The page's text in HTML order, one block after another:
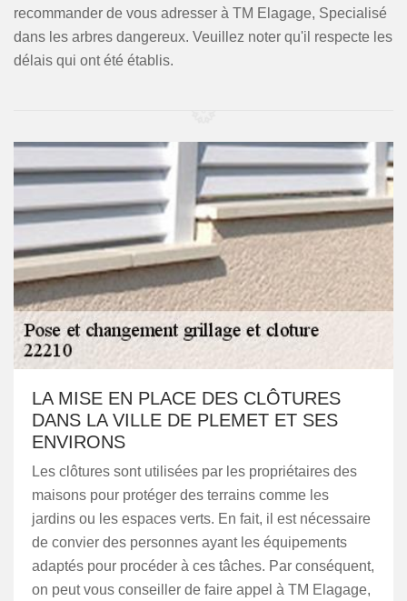
recommander de vous adresser à TM Elagage, Specialisé
dans les arbres dangereux. Veuillez noter qu'il respecte les
délais qui ont été établis.
LA MISE EN PLACE DES CLÔTURES
DANS LA VILLE DE PLEMET ET SES
ENVIRONS
Les clôtures sont utilisées par les propriétaires des
maisons pour protéger des terrains comme les
jardins ou les espaces verts. En fait, il est nécessaire
de convier des personnes ayant les équipements
adaptés pour procéder à ces tâches. Par conséquent,
on peut vous conseiller de faire appel à TM Elagage,